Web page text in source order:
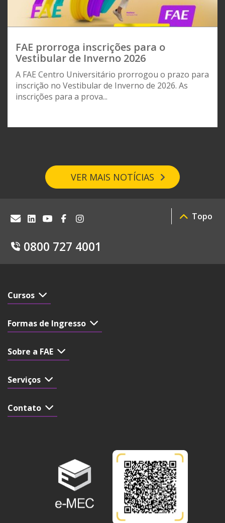
FAE prorroga inscrições para o
Vestibular de Inverno 2026
A FAE Centro Universitário prorrogou o prazo para
inscrição no Vestibular de Inverno de 2026. As
inscrições para a prova...
VER MAIS NOTÍCIAS
0800 727 4001
Topo
Cursos
Formas de Ingresso
Sobre a FAE
Serviços
Contato